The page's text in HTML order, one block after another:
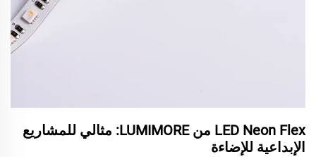
LED Neon Flex من LUMIMORE: مثالي للمشاريع
الإبداعية للإضاءة